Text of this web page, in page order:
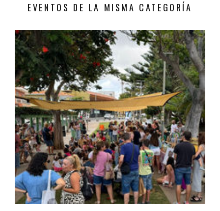
EVENTOS DE LA MISMA CATEGORÍA